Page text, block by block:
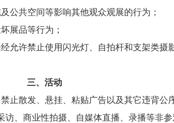
公共空间等影响其他观众观展的行为；
展品等行为；
允许禁止使用闪光灯、自拍杆和支架类摄
三、活动
止散发、悬挂、粘贴广告以及其它违背公
、商业性拍摄、自媒体直播、录播等非参